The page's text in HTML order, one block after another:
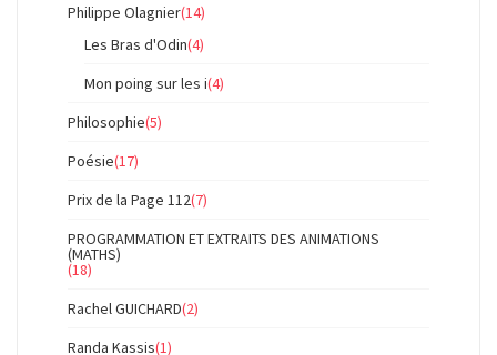
Philippe Olagnier(14)
Les Bras d'Odin(4)
Mon poing sur les i(4)
Philosophie(5)
Poésie(17)
Prix de la Page 112(7)
PROGRAMMATION ET EXTRAITS DES ANIMATIONS
(MATHS)
(18)
Rachel GUICHARD(2)
Randa Kassis(1)